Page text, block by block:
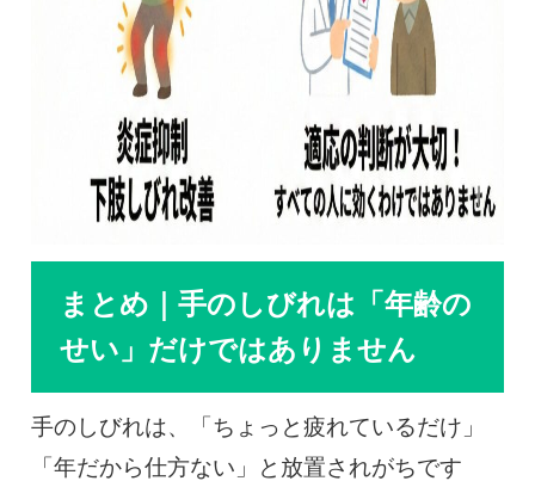
まとめ｜手のしびれは「年齢の
せい」だけではありません
手のしびれは、「ちょっと疲れているだけ」
「年だから仕方ない」と放置されがちです